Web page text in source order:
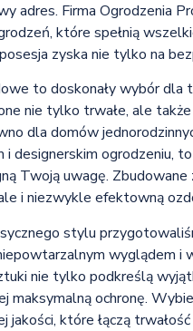
adres. Firma Ogrodzenia
które spełnią
zyska nie tylko na
to doskonały wybór dla
nie tylko trwałe, ale
dla domów
i designerskim ogrodzeniu,
Twoją uwagę.
i niezwykle efektowną
stylu
wyglądem i
nie tylko podkreślą
maksymalną ochronę.
jakości, które łączą